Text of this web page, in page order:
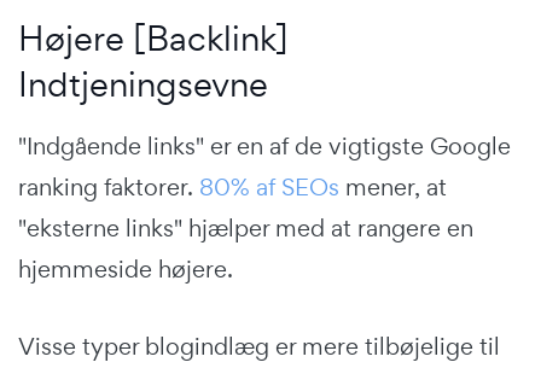
Højere [Backlink]
Indtjeningsevne
"Indgående links" er en af de vigtigste Google
ranking faktorer. 80% af SEOs mener, at
"eksterne links" hjælper med at rangere en
hjemmeside højere.
Visse typer blogindlæg er mere tilbøjelige til